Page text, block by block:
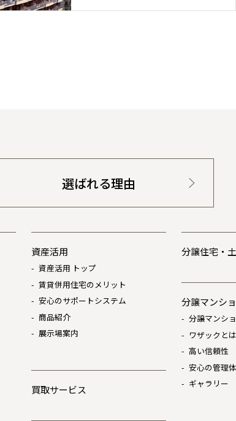
選ばれる理由
資産活用
資産活用 トップ
賃貸併用住宅のメリット
安心のサポートシステム
商品紹介
展示場案内
買取サービス
分譲住宅・
分譲マンシ
分譲マンシ
ワザックとは
高い信頼性
安心の管理
ギャラリー